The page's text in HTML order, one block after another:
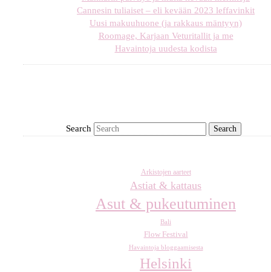
Cannesin tuliaiset – eli kevään 2023 leffavinkit
Uusi makuuhuone (ja rakkaus mäntyyn)
Roomage, Karjaan Veturitallit ja me
Havaintoja uudesta kodista
Search
Arkistojen aarteet
Astiat & kattaus
Asut & pukeutuminen
Bali
Flow Festival
Havaintoja bloggaamisesta
Helsinki